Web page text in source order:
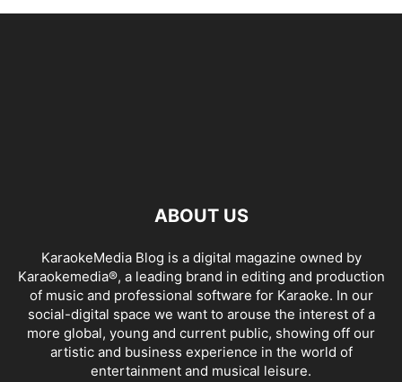
ABOUT US
KaraokeMedia Blog is a digital magazine owned by
Karaokemedia®, a leading brand in editing and production
of music and professional software for Karaoke. In our
social-digital space we want to arouse the interest of a
more global, young and current public, showing off our
artistic and business experience in the world of
entertainment and musical leisure.